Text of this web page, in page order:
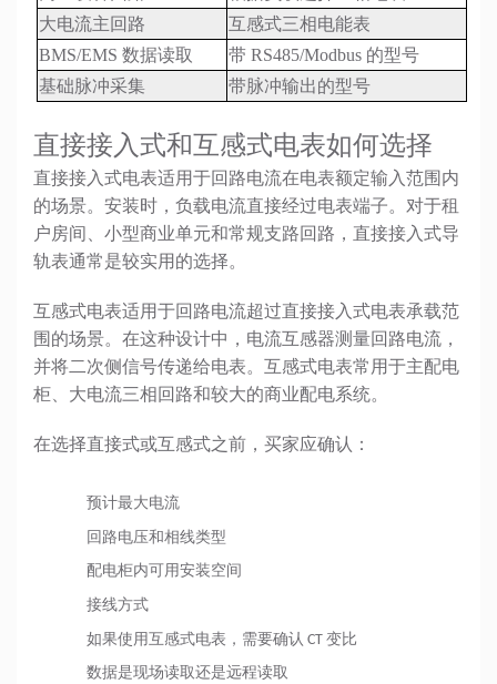
大电流主回路
互感式三相电能表
BMS/EMS 数据读取
带 RS485/Modbus 的型号
基础脉冲采集
带脉冲输出的型号
直接接入式和互感式电表如何选择
直接接入式电表适用于回路电流在电表额定输入范围内
的场景。安装时，负载电流直接经过电表端子。对于租
户房间、小型商业单元和常规支路回路，直接接入式导
轨表通常是较实用的选择。
互感式电表适用于回路电流超过直接接入式电表承载范
围的场景。在这种设计中，电流互感器测量回路电流，
并将二次侧信号传递给电表。互感式电表常用于主配电
柜、大电流三相回路和较大的商业配电系统。
在选择直接式或互感式之前，买家应确认：
预计最大电流
回路电压和相线类型
配电柜内可用安装空间
接线方式
如果使用互感式电表，需要确认 CT 变比
数据是现场读取还是远程读取